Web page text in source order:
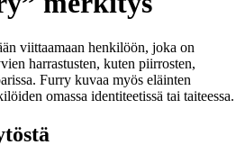
viittaamaan henkilöön, joka on
harrastusten, kuten piirrosten,
Furry kuvaa myös eläinten
omassa identiteetissä tai taiteessa.